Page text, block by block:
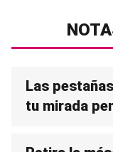
Las
tu mirada